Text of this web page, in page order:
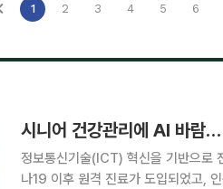
1 2 3 4 5 6
시니어 건강관리에 AI 바람…
정보통신기술(ICT) 혁신을 기반으로
나19 이후 원격 진료가 도입되었고,